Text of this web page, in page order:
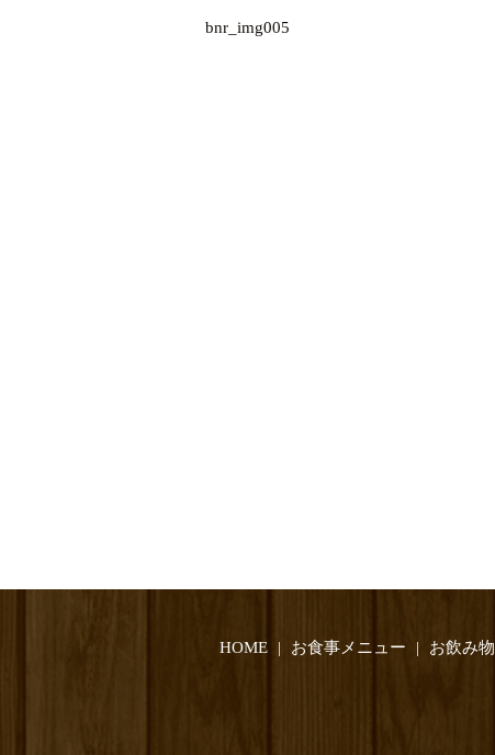
bnr_img005
HOME お食事メニュー お飲み物